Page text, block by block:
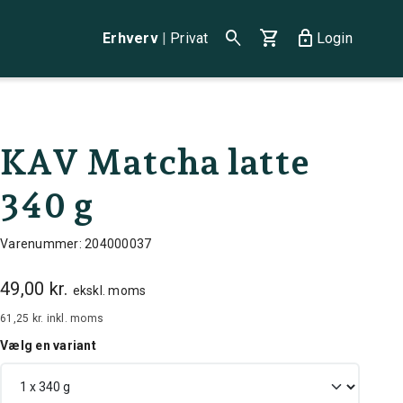
Erhverv | Privat search shopping_cart lock Login
KAV Matcha latte
340 g
Varenummer: 204000037
49,00 kr. ekskl. moms
61,25 kr. inkl. moms
Vælg en variant